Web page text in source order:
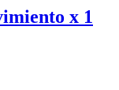
x 1